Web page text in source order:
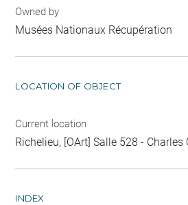
Owned by
Musées Nationaux Récupération
LOCATION OF OBJECT
Current location
Richelieu, [OArt] Salle 528 -
INDEX